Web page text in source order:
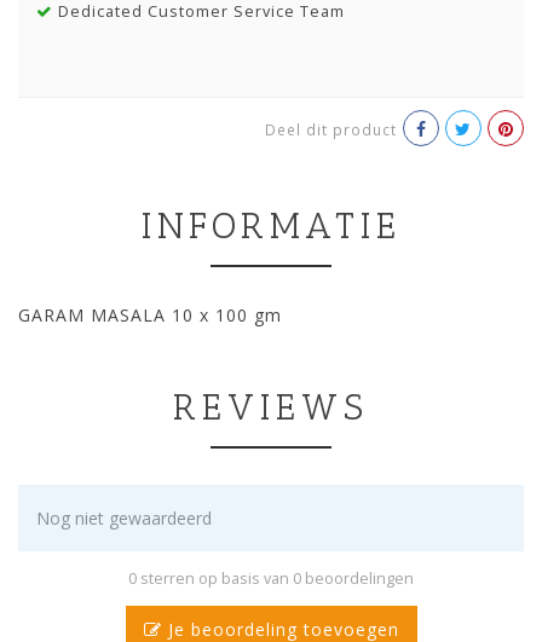
Dedicated Customer Service Team
Deel dit product
INFORMATIE
GARAM MASALA 10 x 100 gm
REVIEWS
Nog niet gewaardeerd
0 sterren op basis van 0 beoordelingen
Je beoordeling toevoegen